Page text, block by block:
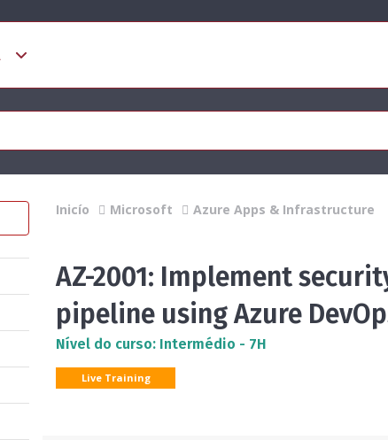
Inicío Microsoft Azure Apps & Infrastructure
AZ-2001: Implement
pipeline using Azure
Nível do curso: Intermédio - 7H
Live Training